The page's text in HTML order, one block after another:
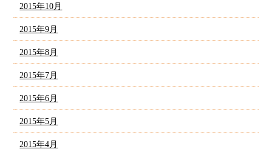
2015年10月
2015年9月
2015年8月
2015年7月
2015年6月
2015年5月
2015年4月